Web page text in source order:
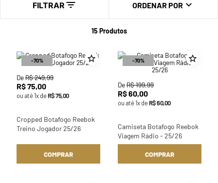
FILTRAR ORDENAR POR
15 Produtos
-70%
DeR$249,99
R$75,00
ou até1x deR$75,00
Cropped Botafogo Reebok
Treino Jogador 25/26
COMPRAR
-70%
DeR$199,99
R$60,00
ou até1x deR$60,00
Camiseta Botafogo Reebok
Viagem Rádio - 25/26
COMPRAR